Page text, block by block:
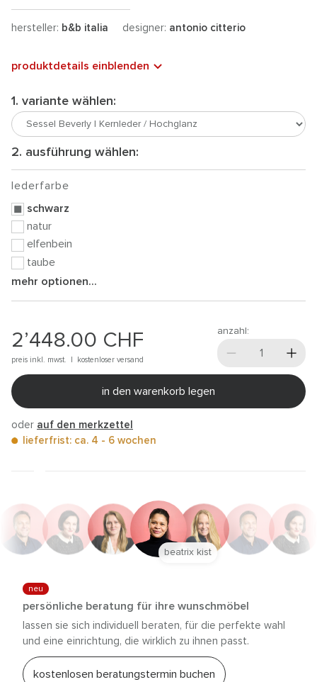
hersteller: b&b italia designer: antonio citterio
produktdetails einblenden
1. variante wählen:
2. ausführung wählen:
lederfarbe
schwarz
natur
elfenbein
taube
mehr optionen...
2’448.00 CHF
preis inkl. mwst. | kostenloser versand
anzahl:
in den warenkorb legen
oder auf den merkzettel
lieferfrist: ca. 4 - 6 wochen
neu
persönliche beratung für ihre wunschmöbel
lassen sie sich individuell beraten, für die perfekte wahl
und eine einrichtung, die wirklich zu ihnen passt.
kostenlosen beratungstermin buchen
beatrix kist